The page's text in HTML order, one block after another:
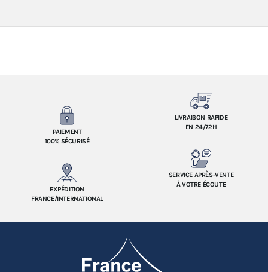
PAIEMENT
100% SÉCURISÉ
LIVRAISON RAPIDE
EN 24/72H
EXPÉDITION
FRANCE/INTERNATIONAL
SERVICE APRÈS-VENTE
À VOTRE ÉCOUTE